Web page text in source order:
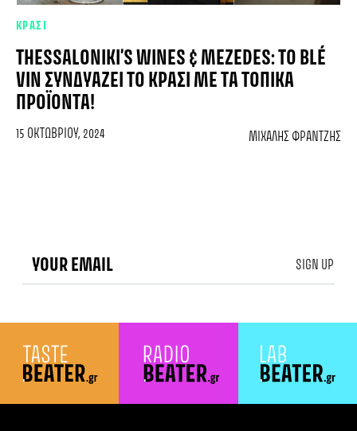
ΚΡΑΣΙ
THESSALONIKI’S WINES & MEZEDES: TO BLÉ
VIN ΣΥΝΔΥΆΖΕΙ ΤΟ ΚΡΑΣΊ ΜΕ ΤΑ ΤΟΠΙΚΆ
ΠΡΟΪΌΝΤΑ!
15 ΟΚΤΩΒΡΊΟΥ, 2024 ΜΙΧΆΛΗΣ ΦΡΑΝΤΖΉΣ
SIGN UP